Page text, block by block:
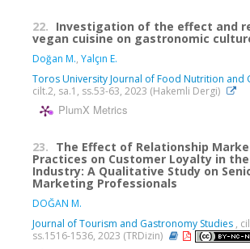
22. Investigation of the effect and
vegan cuisine on gastronomic
Doğan M., Yalçın E.
Toros University Journal of Food Nutrition and
cilt.2, sa.1, ss.53-63, 2023 (Hakemli Dergi)
PlumX Metrics
23. The Effect of Relationship
Practices on Customer Loyalty in the
Industry: A Qualitative Study on
Marketing Professionals
DOĞAN M.
Journal of Tourism and Gastronomy Studies ,
ss.1516-1536, 2023 (TRDizin)